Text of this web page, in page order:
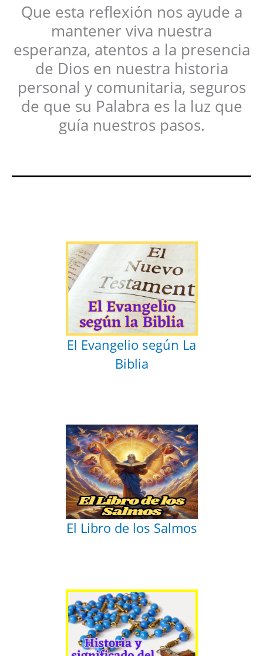
Que esta reflexión nos ayude a
mantener viva nuestra
esperanza, atentos a la presencia
de Dios en nuestra historia
personal y comunitaria, seguros
de que su Palabra es la luz que
guía nuestros pasos.
El Evangelio según La
Biblia
El Libro de los Salmos